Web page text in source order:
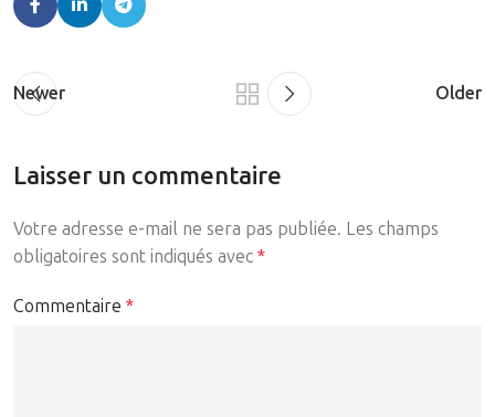
Newer Older
Laisser un commentaire
Votre adresse e-mail ne sera pas publiée. Les champs
obligatoires sont indiqués avec *
Commentaire *